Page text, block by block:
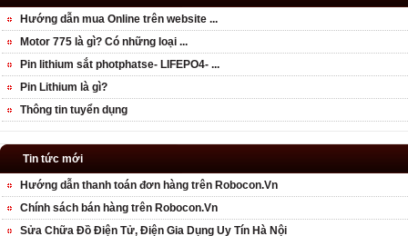
Hướng dẫn mua Online trên website ...
Motor 775 là gì? Có những loại ...
Pin lithium sắt photphatse- LIFEPO4- ...
Pin Lithium là gì?
Thông tin tuyển dụng
Tin tức mới
Hướng dẫn thanh toán đơn hàng trên Robocon.Vn
Chính sách bán hàng trên Robocon.Vn
Sửa Chữa Đồ Điện Tử, Điện Gia Dụng Uy Tín Hà Nội